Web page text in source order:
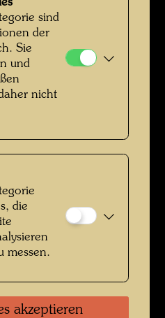
sind
der
Sie
und
nicht
die
messen.
akzeptieren